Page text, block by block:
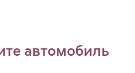
автомобиль